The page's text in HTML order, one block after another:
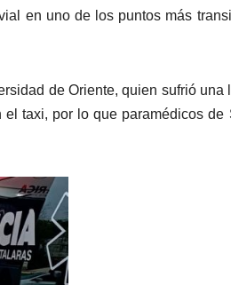
en uno de los puntos más
de Oriente, quien sufrió una
taxi, por lo que paramédicos de